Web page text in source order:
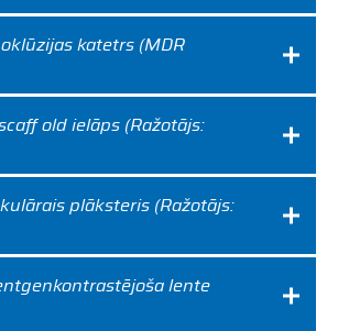
katetrs (MDR
old ielāps (Ražotājs:
plāksteris (Ražotājs:
lente